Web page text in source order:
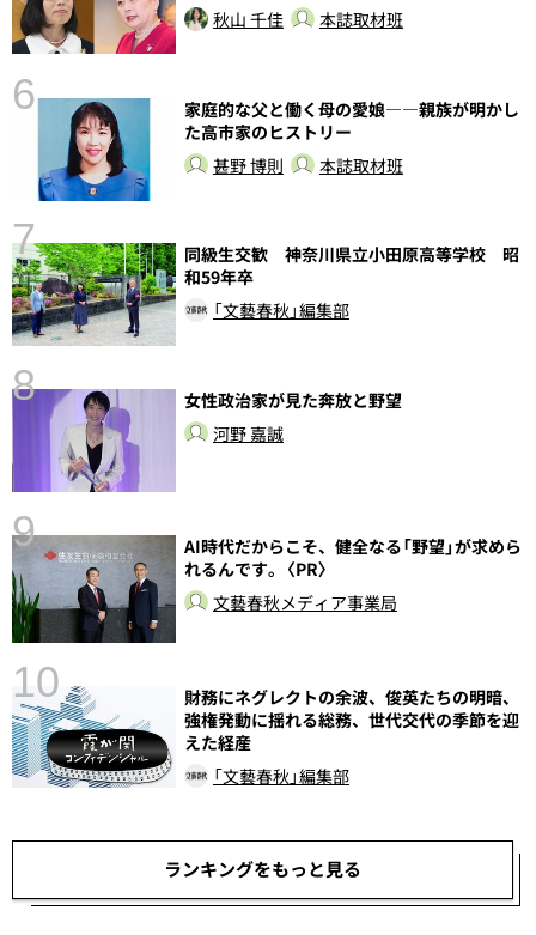
秋山 千佳
本誌取材班
6
家庭的な父と働く母の愛娘――親族が明かし
た高市家のヒストリー
甚野 博則
本誌取材班
7
同級生交歓 神奈川県立小田原高等学校 昭
和59年卒
「文藝春秋」編集部
8
女性政治家が見た奔放と野望
河野 嘉誠
9
AI時代だからこそ、健全なる「野望」が求めら
れるんです。〈PR〉
文藝春秋メディア事業局
10
財務にネグレクトの余波、俊英たちの明暗、
強権発動に揺れる総務、世代交代の季節を迎
えた経産
「文藝春秋」編集部
ランキングをもっと見る